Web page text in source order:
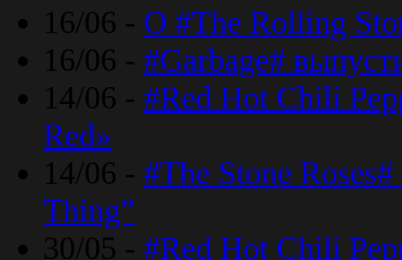
16/06 - О #The Rolling
16/06 - #Garbage#
14/06 - #Red Hot Chili
Red»
14/06 - #The Stone
Thing”
30/05 - #Red Hot Chili